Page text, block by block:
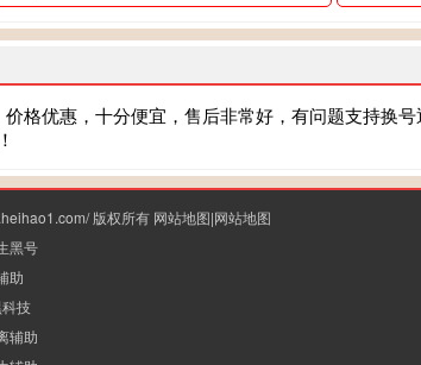
格优惠，十分便宜，售后非常好，有问题支持换
版权所有 网站地图|网站地图
黑号
助
技
辅助